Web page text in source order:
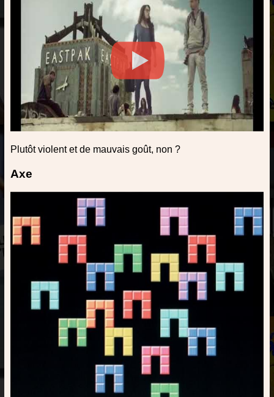
Plutôt violent et de mauvais goût, non ?
Axe